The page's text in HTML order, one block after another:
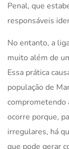
Penal, que
responsáveis
No entanto, a
muito além de
Essa prática
população de
comprometendo
ocorre porque,
irregulares, há
que pode gerar